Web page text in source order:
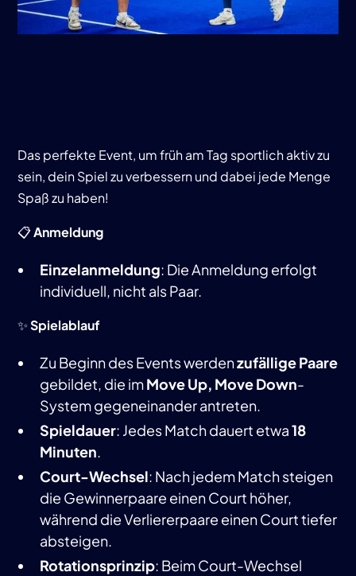
Das perfekte Event, um früh am Tag sportlich aktiv zu
sein, dein Spiel zu verbessern und dabei jede Menge
Spaß zu haben!
📋Anmeldung
Einzelanmeldung: Die Anmeldung erfolgt
individuell, nicht als Paar.
✨Spielablauf
Zu Beginn des Events werdenzufällige Paare
gebildet, die imMove Up, Move Down-
System gegeneinander antreten.
Spieldauer: Jedes Match dauert etwa18
Minuten
Court-Wechsel: Nach jedem Match steigen
die Gewinnerpaare einen Court höher,
während die Verliererpaare einen Court tiefer
absteigen.
Rotationsprinzip: Beim Court-Wechsel